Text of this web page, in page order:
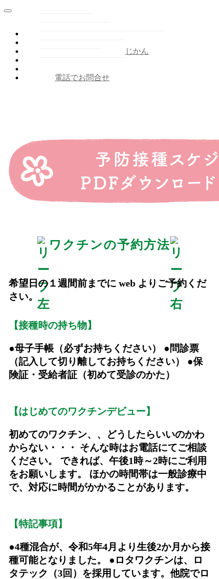
しんりょうかもく・じかん
電話でお問合せ
ワクチンの予約方法
希望日の１週間前までに web よりご予約くだ
さい。
【接種時の持ち物】
●母子手帳（必ずお持ちください） ●問診票
（記入して切り離してお持ちください） ●保
険証・受給者証（初めて受診のかた）
【はじめてのワクチンデビュー】
初めてのワクチン、、どうしたらいいのかわ
からない・・・ そんな時はお電話にてご相談
ください。 できれば、午後1時～2時にご利用
をお願いします。 ほかの時間帯は一般診療中
で、対応に時間がかかることがあります。
【特記事項】
●4種混合が、令和5年4月より生後2か月から接
種可能となりました。 ●ロタワクチンは、ロ
タテック（3回）を採用しています。他院でロ